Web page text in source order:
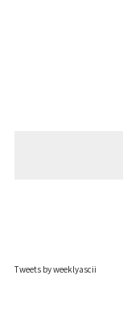
Tweets by weeklyascii